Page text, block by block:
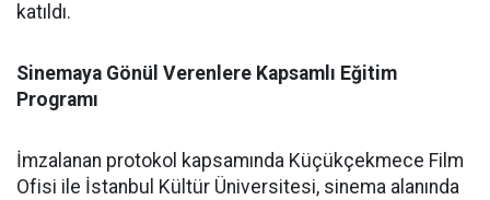
katıldı.
Sinemaya Gönül Verenlere Kapsamlı Eğitim
Programı
İmzalanan protokol kapsamında Küçükçekmece Film
Ofisi ile İstanbul Kültür Üniversitesi, sinema alanında